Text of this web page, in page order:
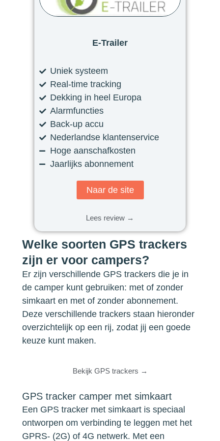
E-Trailer
Uniek systeem
Real-time tracking
Dekking in heel Europa
Alarmfuncties
Back-up accu
Nederlandse klantenservice
Hoge aanschafkosten
Jaarlijks abonnement
Naar de site
Lees review →
Welke soorten GPS trackers
zijn er voor campers?
Er zijn verschillende GPS trackers die je in
de camper kunt gebruiken: met of zonder
simkaart en met of zonder abonnement.
Deze verschillende trackers staan hieronder
overzichtelijk op een rij, zodat jij een goede
keuze kunt maken.
Bekijk GPS trackers →
GPS tracker camper met simkaart
Een GPS tracker met simkaart is speciaal
ontworpen om verbinding te leggen met het
GPRS- (2G) of 4G netwerk. Met een